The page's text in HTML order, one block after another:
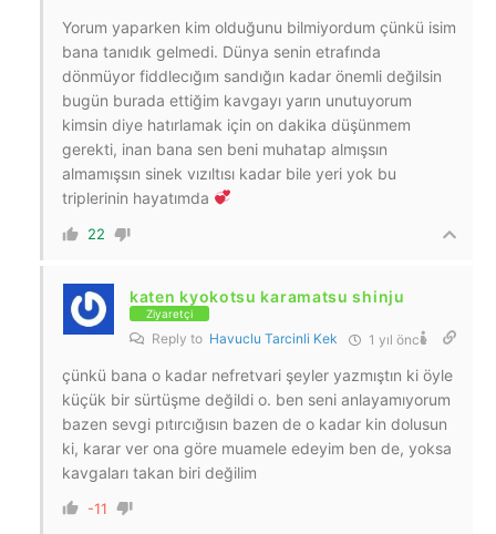
Yorum yaparken kim olduğunu bilmiyordum çünkü isim
bana tanıdık gelmedi. Dünya senin etrafında
dönmüyor fiddlecığım sandığın kadar önemli değilsin
bugün burada ettiğim kavgayı yarın unutuyorum
kimsin diye hatırlamak için on dakika düşünmem
gerekti, inan bana sen beni muhatap almışsın
almamışsın sinek vızıltısı kadar bile yeri yok bu
triplerinin hayatımda
22
katen kyokotsu karamatsu shinju
Ziyaretçi
Reply to Havuclu Tarcinli Kek 1 yıl önce
çünkü bana o kadar nefretvari şeyler yazmıştın ki öyle
küçük bir sürtüşme değildi o. ben seni anlayamıyorum
bazen sevgi pıtırcığısın bazen de o kadar kin dolusun
ki, karar ver ona göre muamele edeyim ben de, yoksa
kavgaları takan biri değilim
-11